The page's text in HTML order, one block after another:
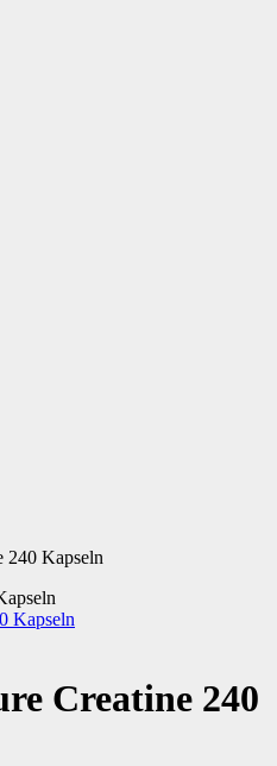
240 Kapseln
Creatine 240